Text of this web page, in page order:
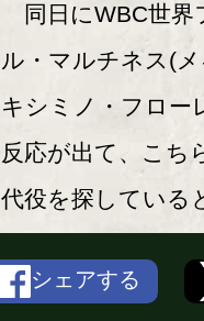
同日にWBC世界
ル・マルチネス(
キシミノ・フロー
反応が出て、こち
代役を探している
シェアする